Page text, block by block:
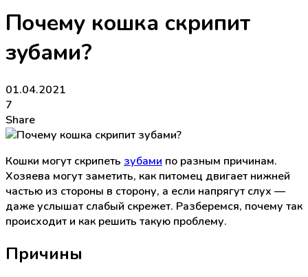
Почему кошка скрипит
зубами?
01.04.2021
7
Share
Кошки могут скрипеть зубами по разным причинам.
Хозяева могут заметить, как питомец двигает нижней
частью из стороны в сторону, а если напрягут слух —
даже услышат слабый скрежет. Разберемся, почему так
происходит и как решить такую проблему.
Причины